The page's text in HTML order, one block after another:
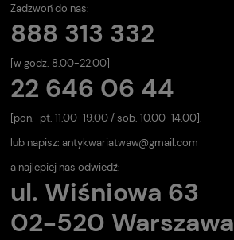
Zadzwoń do nas:
888 313 332
[w godz. 8.00-22.00]
22 646 06 44
[pon.-pt. 11.00-19.00 / sob. 10.00-14.00].
lub napisz: antykwariatwaw@gmail.com
a najlepiej nas odwiedź:
ul. Wiśniowa 63
02-520 Warszawa